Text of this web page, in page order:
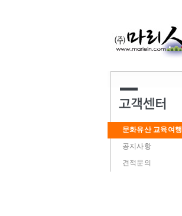
문화유산 교육여행
공지사항
견적문의